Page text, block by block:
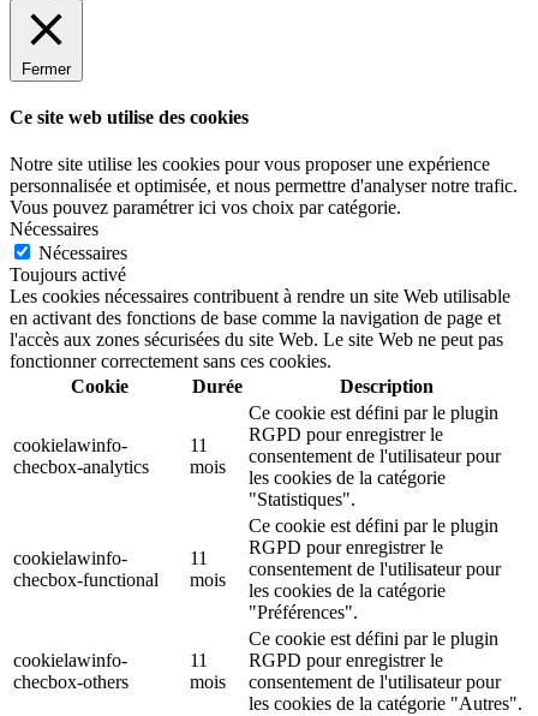
Fermer
Ce site web utilise des cookies
Notre site utilise les cookies pour vous proposer une expérience
personnalisée et optimisée, et nous permettre d'analyser notre trafic.
Vous pouvez paramétrer ici vos choix par catégorie.
Nécessaires
Nécessaires
Toujours activé
Les cookies nécessaires contribuent à rendre un site Web utilisable
en activant des fonctions de base comme la navigation de page et
l'accès aux zones sécurisées du site Web. Le site Web ne peut pas
fonctionner correctement sans ces cookies.
Cookie
Durée Description
cookielawinfo-
checbox-analytics
11
mois
Ce cookie est défini par le plugin
RGPD pour enregistrer le
consentement de l'utilisateur pour
les cookies de la catégorie
"Statistiques".
cookielawinfo-
checbox-functional
11
mois
Ce cookie est défini par le plugin
RGPD pour enregistrer le
consentement de l'utilisateur pour
les cookies de la catégorie
"Préférences".
cookielawinfo-
checbox-others
11
mois
Ce cookie est défini par le plugin
RGPD pour enregistrer le
consentement de l'utilisateur pour
les cookies de la catégorie "Autres".